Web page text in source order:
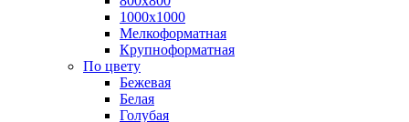
1000х1000
Мелкоформатная
Крупноформатная
По цвету
Бежевая
Белая
Голубая